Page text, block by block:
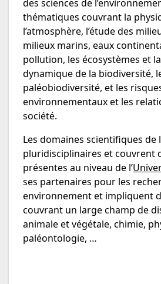
des sciences de
thématiques couvrant la
l’atmosphère, l’étude des
milieux marins, eaux
pollution, les écosystèmes et
dynamique de la biodiversité,
paléobiodiversité, et les
environnementaux et les
société.
Les domaines scientifiques de
pluridisciplinaires et couvrent
présentes au niveau de l’
ses partenaires pour les
environnement et impliquent
couvrant un large champ de
animale et végétale, chimie,
paléontologie, …